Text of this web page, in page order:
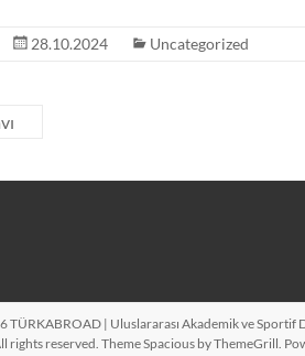
28.10.2024 Uncategorized
TÜRKABROAD | Uluslararası Akademik ve Sportif
rights reserved. ThemeSpacious by ThemeGrill.